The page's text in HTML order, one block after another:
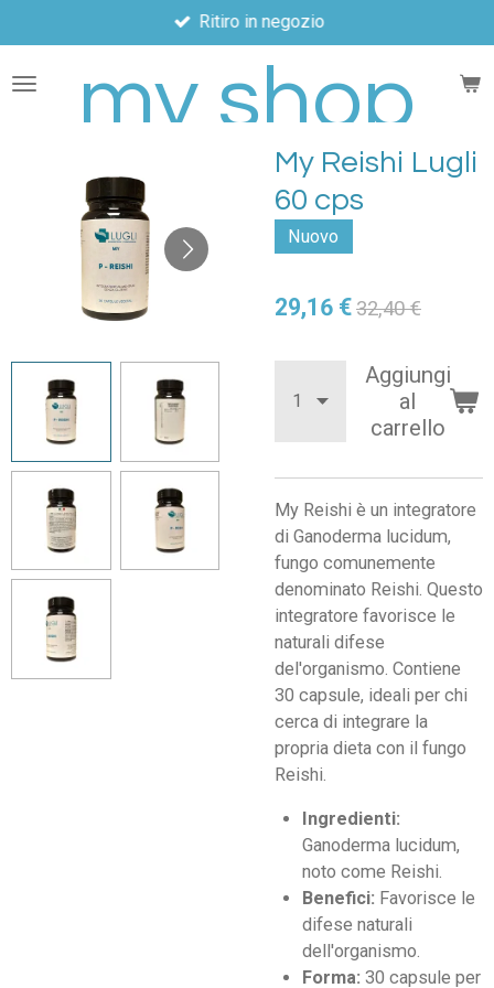
al
contenuto
principalemy shop
Ritiro in negozio
My Reishi Lugli
60 cps
Nuovo
29,16 €32,40 €
Aggiungi
al
carrello
My Reishi è un integratore
di Ganoderma lucidum,
fungo comunemente
denominato Reishi. Questo
integratore favorisce le
naturali difese
del'organismo. Contiene
30 capsule, ideali per chi
cerca di integrare la
propria dieta con il fungo
Reishi.
Ingredienti:
Ganoderma lucidum,
noto come Reishi.
Benefici: Favorisce le
difese naturali
dell'organismo.
Forma: 30 capsule per